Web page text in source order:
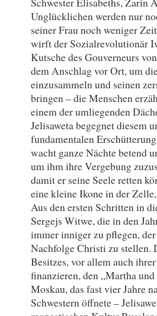
Unglücklichen werden nur
seiner Frau noch weniger
wirft der Sozialrevolutionär
Kutsche des Gouverneurs
dem Anschlag vor Ort, um
einzusammeln und seinen
bringen – die Menschen
einem der umliegenden
Jelisaweta begegnet diesem
fundamentalen
wacht ganze Nächte betend
um ihm ihre Vergebung
damit er seine Seele retten
eine kleine Ikone in der
Aus den ersten Schritten in
Sergejs Witwe, die in den
immer inniger zu pflegen,
Nachfolge Christi zu stellen.
Besitzes, vor allem auch
finanzieren, den „Martha
Moskau, das fast vier Jahre
Schwestern öffnete –